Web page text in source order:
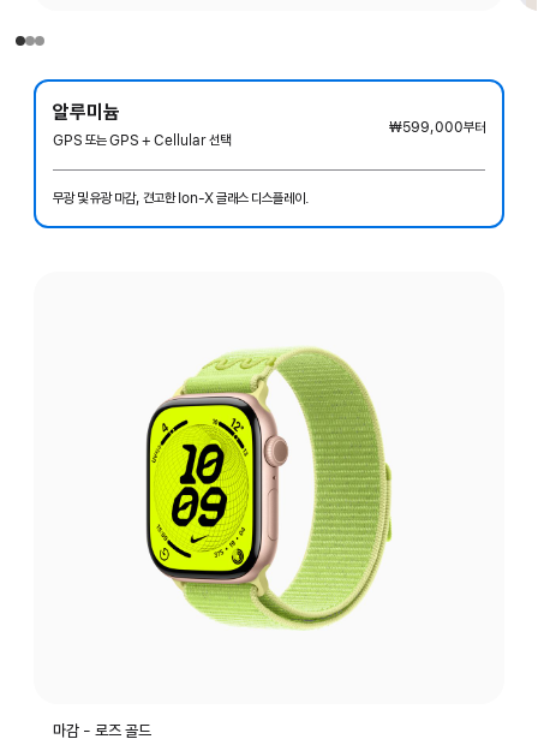
알루미늄
GPS 또는 GPS + Cellular 선택
₩599,000부터
무광 및 유광 마감, 견고한 Ion-X 글래스 디스플레이.
마감 - 로즈 골드